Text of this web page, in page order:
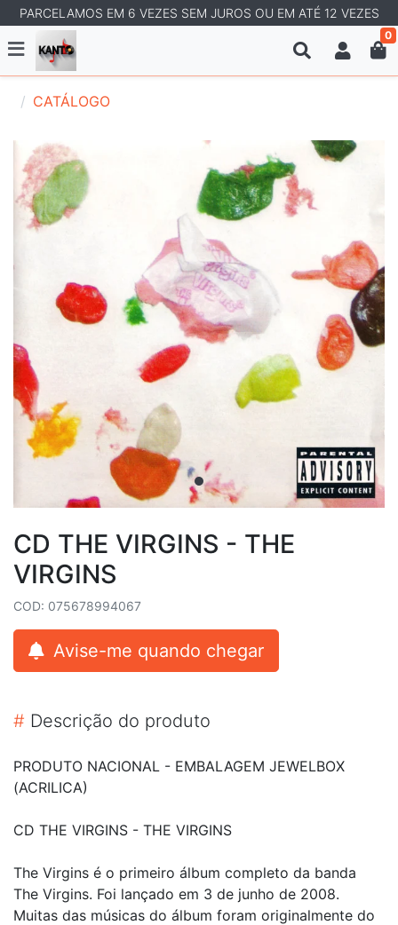
PARCELAMOS EM 6 VEZES SEM JUROS OU EM ATÉ 12 VEZES
0
CATÁLOGO
CD THE VIRGINS - THE
VIRGINS
COD: 075678994067
Avise-me quando chegar
# Descrição do produto
PRODUTO NACIONAL - EMBALAGEM JEWELBOX
(ACRILICA)
CD THE VIRGINS - THE VIRGINS
The Virgins é o primeiro álbum completo da banda
The Virgins. Foi lançado em 3 de junho de 2008.
Muitas das músicas do álbum foram originalmente do